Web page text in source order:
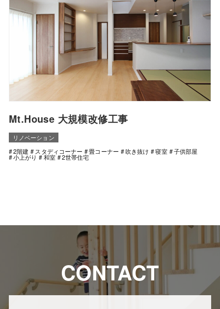
Mt.House 大規模改修工事
リノベーション
2階建
スタディコーナー 畳コーナー 吹き抜け 寝室 子供部屋
小上がり 和室 2世帯住宅
CONTACT